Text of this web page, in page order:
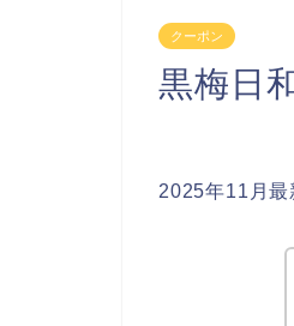
クーポン
黒梅日
2025年11月最